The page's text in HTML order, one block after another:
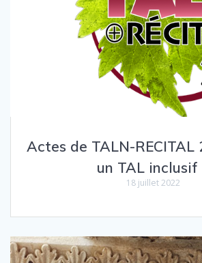
Actes de TALN-RECITAL
un TAL inclusif
18 juillet 2022